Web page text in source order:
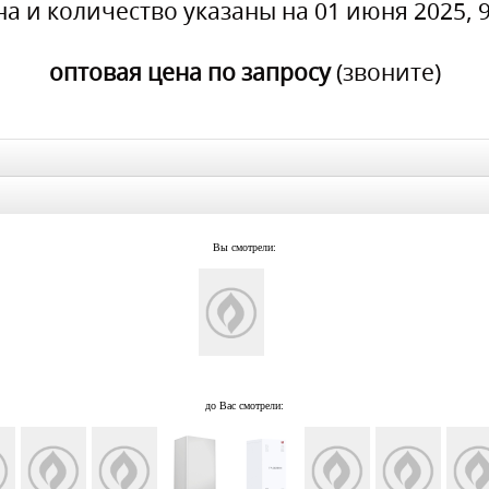
и количество указаны на 01 июня 2025,
оптовая цена по запросу(звоните)
Вы смотрели:
до Вас смотрели: